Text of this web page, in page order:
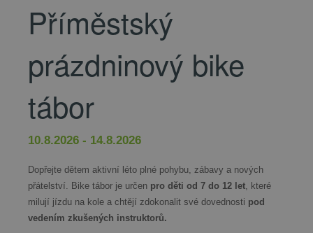
Příměstský
prázdninový bike
tábor
10.8.2026 - 14.8.2026
Dopřejte dětem aktivní léto plné pohybu, zábavy a nových
přátelství. Bike tábor je určen pro děti od 7 do 12 let, které
milují jízdu na kole a chtějí zdokonalit své dovednosti pod
vedením zkušených instruktorů.